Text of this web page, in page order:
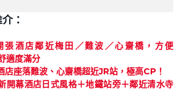
：
張酒店鄰近梅田／難波／心齋橋，方便
適度滿分
店座落難波、心齋橋超近JR站，極高CP！
開幕酒店日式風格＋地鐵站旁＋鄰近清水寺